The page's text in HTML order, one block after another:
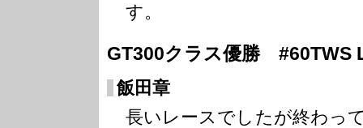
す。
GT300クラス優勝 #60TWS
飯田章
長いレースでしたが終わっ